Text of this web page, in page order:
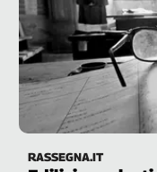
Valle
D'Aosta
Veneto
Archivio
Storico
2014
RASSEGNA.IT